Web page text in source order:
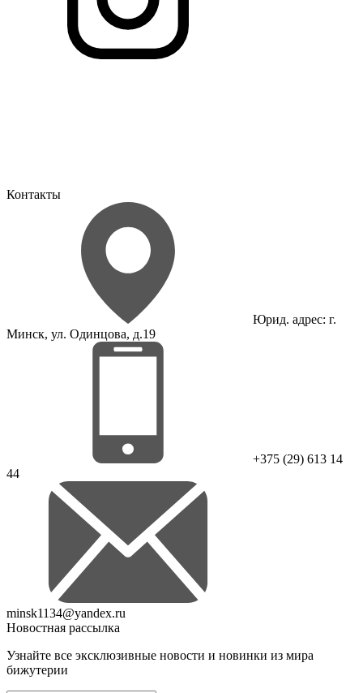
Контакты
Юрид. адрес: г.
Минск, ул. Одинцова, д.19
+375 (29) 613 14
44
minsk1134@yandex.ru
Новостная рассылка
Узнайте все эксклюзивные новости и новинки из мира
бижутерии